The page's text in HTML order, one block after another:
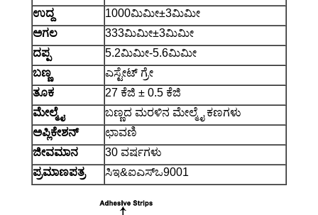
ಉದ್ದ
1000ಮಿಮೀ±3ಮಿಮೀ
ಅಗಲ
333ಮಿಮೀ±3ಮಿಮೀ
ದಪ್ಪ
5.2ಮಿಮೀ-5.6ಮಿಮೀ
ಬಣ್ಣ
ಎಸ್ಟೇಟ್ ಗ್ರೇ
ತೂಕ
27 ಕೆಜಿ ± 0.5 ಕೆಜಿ
ಮೇಲ್ಮೈ
ಬಣ್ಣದ ಮರಳಿನ ಮೇಲ್ಮೈ ಕಣಗಳು
ಅಪ್ಲಿಕೇಶನ್
ಛಾವಣಿ
ಜೀವಮಾನ
30 ವರ್ಷಗಳು
ಪ್ರಮಾಣಪತ್ರ
ಸಿಇ&ಐಎಸ್‌ಒ9001